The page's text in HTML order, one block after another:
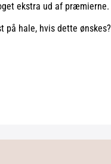
ekstra ud af præmierne.
på hale, hvis dette ønskes?